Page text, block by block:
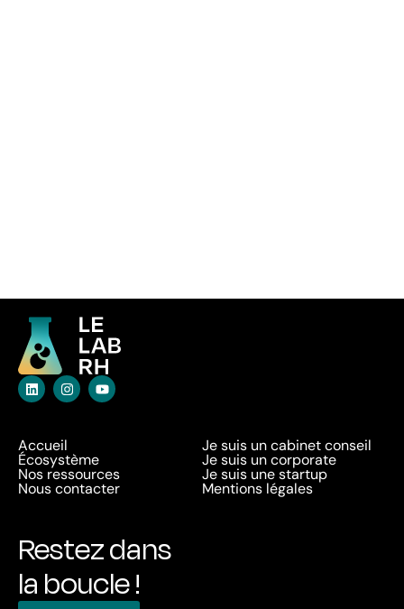
Accueil
Écosystème
Nos ressources
Nous contacter
Je suis un cabinet conseil
Je suis un corporate
Je suis une startup
Mentions légales
Restez dans
la boucle !